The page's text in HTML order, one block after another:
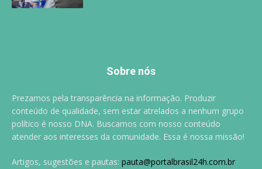
Sobre nós
Prezamos pela transparência na informação. Produzir
conteúdo de qualidade, sem estar atrelados a nenhum grupo
político é nosso DNA. Buscamos com nosso conteúdo
atender aos interesses da comunidade. Essa é nossa missão!
Artigos, sugestões e pautas: pauta@portalbrasil24h.com.br